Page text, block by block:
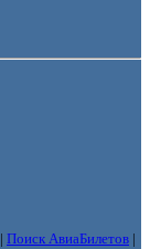
| Поиск АвиаБилетов |